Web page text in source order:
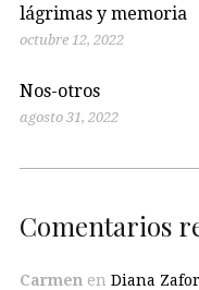
lágrimas y memoria
octubre 12, 2022
Nos-otros
agosto 31, 2022
Comentarios
Carmen en Diana